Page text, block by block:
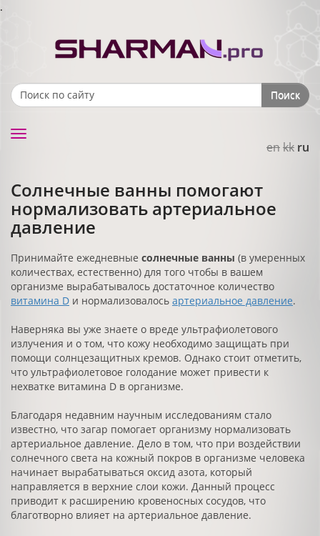
.
Search form Поиск
enkk ru
Toggle
Солнечные ванны помогают
нормализовать артериальное
давление
Принимайте ежедневные солнечные ванны (в умеренных
количествах, естественно) для того чтобы в вашем
организме вырабатывалось достаточное количество
витамина D и нормализовалось артериальное давление.
Наверняка вы уже знаете о вреде ультрафиолетового
излучения и о том, что кожу необходимо защищать при
помощи солнцезащитных кремов. Однако стоит отметить,
что ультрафиолетовое голодание может привести к
нехватке витамина D в организме.
Благодаря недавним научным исследованиям стало
известно, что загар помогает организму нормализовать
артериальное давление. Дело в том, что при воздействии
солнечного света на кожный покров в организме человека
начинает вырабатываться оксид азота, который
направляется в верхние слои кожи. Данный процесс
приводит к расширению кровеносных сосудов, что
благотворно влияет на артериальное давление.